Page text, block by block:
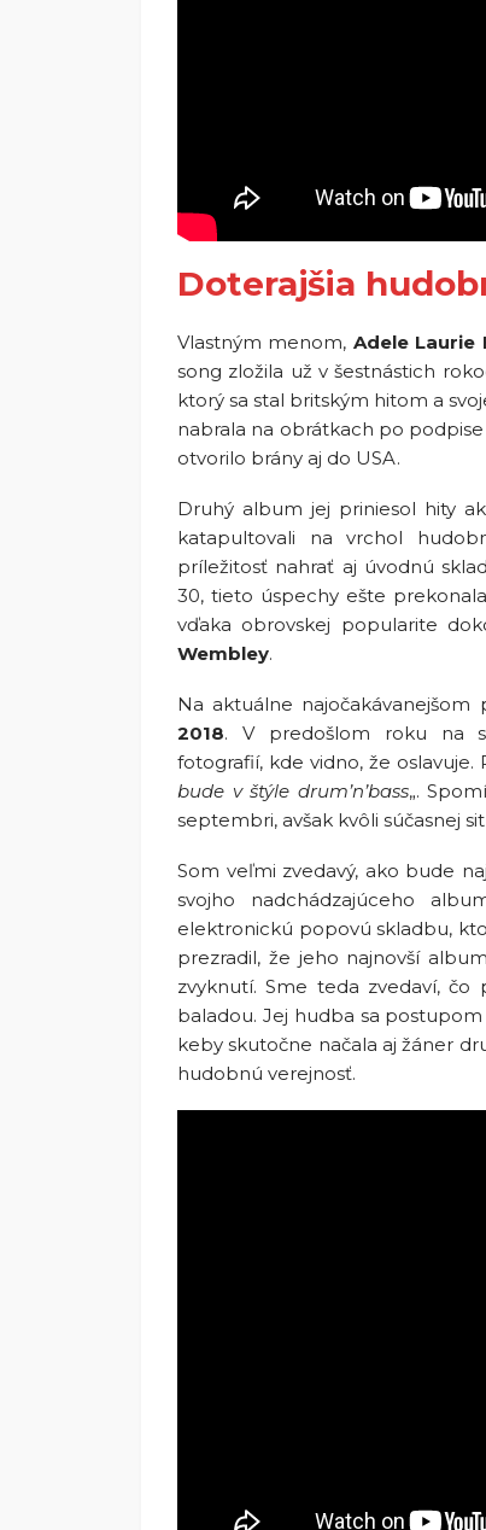
Doterajšia
Vlastným menom, Adele Laurie
song zložila už v šestnástich
ktorý sa stal britským hitom a
nabrala na obrátkach po
otvorilo brány aj do USA.
Druhý album jej priniesol hity
katapultovali na vrchol
príležitosť nahrať aj úvodnú
30, tieto úspechy ešte
vďaka obrovskej popularite
Wembley.
Na aktuálne
2018. V predošlom roku na
fotografií, kde vidno, že oslavuje.
bude v štýle drum’n’bass„.
septembri, avšak kvôli súčasnej
Som veľmi zvedavý, ako bude
svojho nadchádzajúceho
elektronickú popovú skladbu,
prezradil, že jeho najnovší
zvyknutí. Sme teda zvedaví,
baladou. Jej hudba sa postupom
keby skutočne načala aj žáner
hudobnú verejnosť.